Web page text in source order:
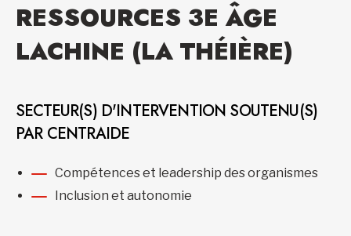
RESSOURCES 3E ÂGE
LACHINE (LA THÉIÈRE)
SECTEUR(S) D'INTERVENTION SOUTENU(S)
PAR CENTRAIDE
Compétences et leadership des organismes
Inclusion et autonomie